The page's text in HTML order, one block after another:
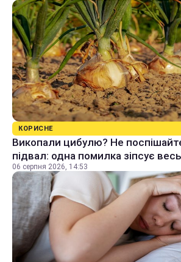
КОРИСНЕ
Викопали цибулю? Не поспішайте
підвал: одна помилка зіпсує
06 серпня 2026, 14:53